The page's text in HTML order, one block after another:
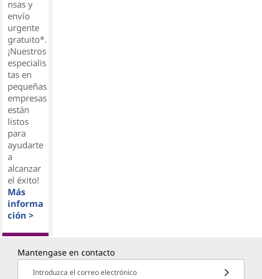
nsas y
envío
urgente
gratuito*.
¡Nuestros
especialis
tas en
pequeñas
empresas
están
listos
para
ayudarte
a
alcanzar
el éxito!
Más
informa
ción >
Mantengase en contacto
Introduzca el correo electrónico